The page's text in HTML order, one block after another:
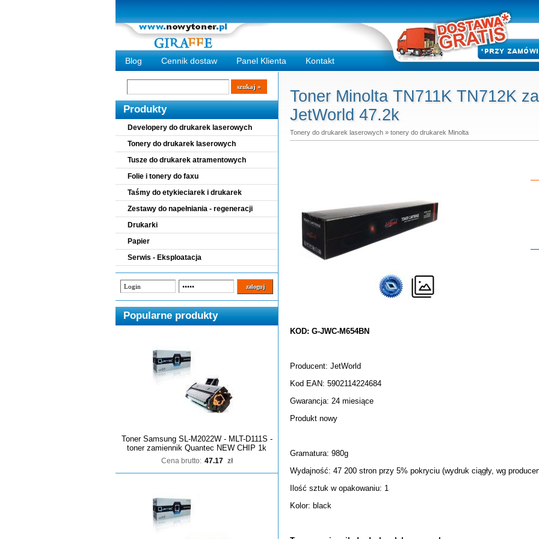
Blog Cennik dostaw Panel Klienta Kontakt
Wyszukiwarka
szukaj
Produkty
Developery do drukarek laserowych
Tonery do drukarek laserowych
Tusze do drukarek atramentowych
Folie i tonery do faxu
Taśmy do etykieciarek i drukarek
Zestawy do napełniania - regeneracji
Drukarki
Papier
Serwis - Eksploatacja
Popularne produkty
Toner Samsung SL-M2022W - MLT-D111S -
toner zamiennik Quantec NEW CHIP 1k
Cena brutto: 47.17 zł
Toner Minolta TN711K TN712K
JetWorld 47.2k
Tonery do drukarek laserowych » tonery do drukarek Minolta
KOD: G-JWC-M654BN
Producent: JetWorld
Kod EAN: 5902114224684
Gwarancja: 24 miesiące
Produkt nowy
Gramatura: 980g
Wydajność: 47 200 stron przy 5% pokryciu (wydruk ciągły, wg
Ilość sztuk w opakowaniu: 1
Kolor: black